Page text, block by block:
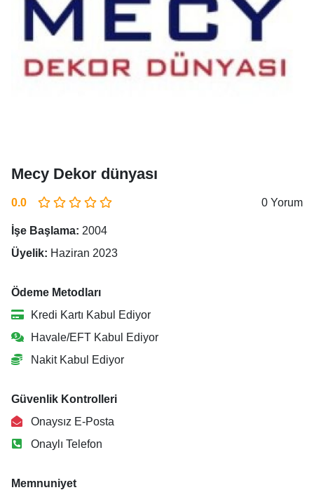
Mecy Dekor dünyası
0.0 0 Yorum
İşe Başlama: 2004
Üyelik: Haziran 2023
Ödeme Metodları
Kredi Kartı Kabul Ediyor
Havale/EFT Kabul Ediyor
Nakit Kabul Ediyor
Güvenlik Kontrolleri
Onaysız E-Posta
Onaylı Telefon
Memnuniyet